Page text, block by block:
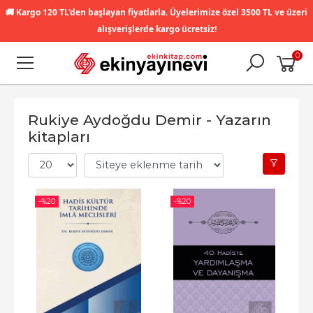
🚚 Kargo 120 TL'den başlayan fiyatlarla. Üyelerimize özel 3500 TL ve üzeri
alışverişlerde kargo ücretsiz!
0
Rukiye Aydoğdu Demir - Yazarın
kitapları
-%20 -%20